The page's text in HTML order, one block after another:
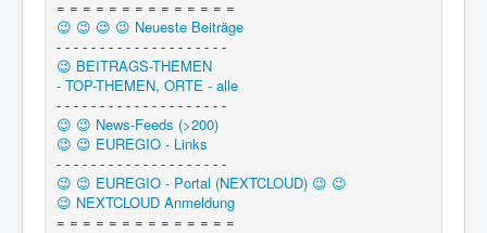
= = = = = = = = = = = = = =
😉 😉 😉 😉 Neueste Beiträge
- - - - - - - - - - - - - - - - - - - -
😉 BEITRAGS-THEMEN
- TOP-THEMEN, ORTE - alle
- - - - - - - - - - - - - - - - - - - -
😉 😉 News-Feeds (>200)
😉 😉 EUREGIO - Links
- - - - - - - - - - - - - - - - - - - -
😉 😉 EUREGIO - Portal (NEXTCLOUD) 😉 😉
😉 NEXTCLOUD Anmeldung
= = = = = = = = = = = = = =